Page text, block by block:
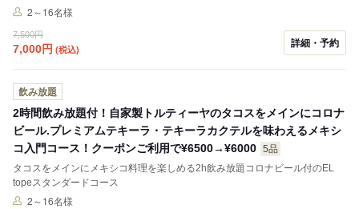
2～16名様
7,500円
7,000円 (税込)
詳細・予約
飲み放題
2時間飲み放題付！自家製トルティーヤのタコスをメインにコロナ
ビール.プレミアムテキーラ・テキーラカクテルを味わえるメキシ
コ入門コース！クーポンご利用で¥6500→¥6000 5品
タコスをメインにメキシコ料理を楽しめる2h飲み放題コロナビール付のEL
topeスタンダードコース
2～16名様